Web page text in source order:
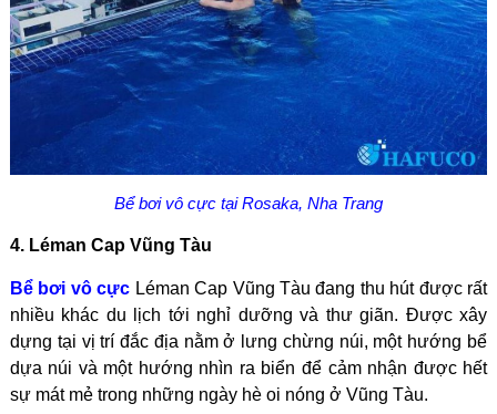
Bể bơi vô cực tại Rosaka, Nha Trang
4. Léman Cap Vũng Tàu
Bể bơi vô cực Léman Cap Vũng Tàu đang thu hút được rất
nhiều khác du lịch tới nghỉ dưỡng và thư giãn. Được xây
dựng tại vị trí đắc địa nằm ở lưng chừng núi, một hướng bể
dựa núi và một hướng nhìn ra biển để cảm nhận được hết
sự mát mẻ trong những ngày hè oi nóng ở Vũng Tàu.